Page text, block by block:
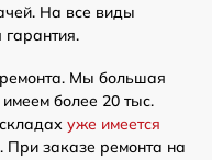
На все виды
Мы большая
более 20 тыс.
уже имеется
. При заказе ремонта на